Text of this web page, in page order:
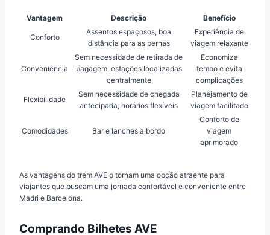
Vantagem Descrição Benefício
Conforto
Assentos espaçosos, boa
distância para as pernas
Experiência de
viagem relaxante
Conveniência
Sem necessidade de retirada de
bagagem, estações localizadas
centralmente
Economiza
tempo e evita
complicações
Flexibilidade
Sem necessidade de chegada
antecipada, horários flexíveis
Planejamento de
viagem facilitado
Comodidades Bar e lanches a bordo
Conforto de
viagem
aprimorado
As vantagens do trem AVE o tornam uma opção atraente para
viajantes que buscam uma jornada confortável e conveniente entre
Madri e Barcelona.
Comprando Bilhetes AVE